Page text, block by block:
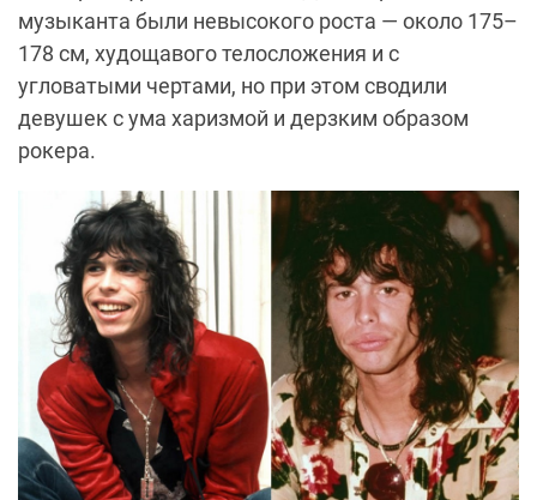
музыканта были невысокого роста — около 175–
178 см, худощавого телосложения и с
угловатыми чертами, но при этом сводили
девушек с ума харизмой и дерзким образом
рокера.